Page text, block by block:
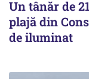
Un tânăr de
plajă din
de iluminat